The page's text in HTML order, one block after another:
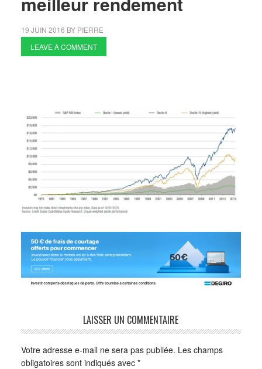
19 JUIN 2016 BY PIERRE
LEAVE A COMMENT
LAISSER UN COMMENTAIRE
Votre adresse e-mail ne sera pas publiée. Les champs
obligatoires sont indiqués avec *